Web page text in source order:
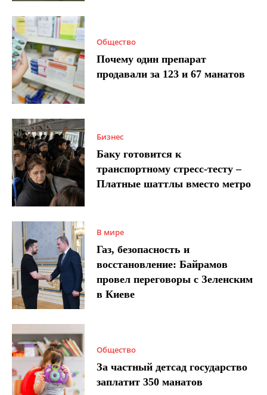
Общество
Почему один препарат
продавали за 123 и 67 манатов
Бизнес
Баку готовится к
транспортному стресс-тесту –
Платные шаттлы вместо метро
В мире
Газ, безопасность и
восстановление: Байрамов
провел переговоры с Зеленским
в Киеве
Общество
За частный детсад государство
заплатит 350 манатов